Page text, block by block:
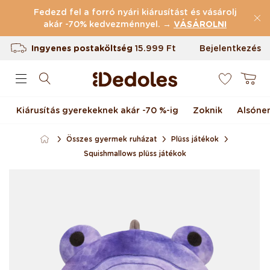
Ugrás a tartalomhoz
Fedezd fel a forró nyári kiárusítást és vásárolj
akár -70% kedvezménnyel. → VÁSÁROLNI
(43.807 Értékelések)
Ingyenes postaköltség 15.999 Ft
Termékvisszaküldés 100 napig
Bejelentkezés
Kosár
Kiárusítás gyerekeknek akár -70 %-ig Zoknik
Összes gyermek ruházat
Plüss játékok
Squishmallows plüss játékok